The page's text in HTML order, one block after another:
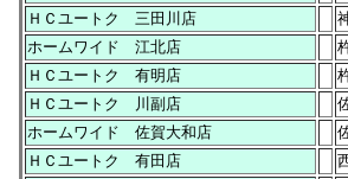
ＨＣユートク 三田川店
ホームワイド 江北店
ＨＣユートク 有明店
ＨＣユートク 川副店
ホームワイド 佐賀大和店
ＨＣユートク 有田店